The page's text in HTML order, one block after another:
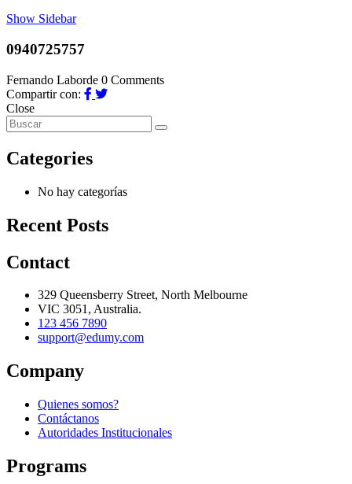
Show Sidebar
0940725757
Fernando Laborde 0 Comments
Compartir con:
Close
Categories
No hay categorías
Recent Posts
Contact
329 Queensberry Street, North Melbourne
VIC 3051, Australia.
123 456 7890
support@edumy.com
Company
Quienes somos?
Contáctanos
Autoridades Institucionales
Programs